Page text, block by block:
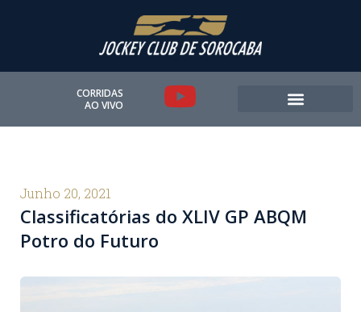
CORRIDAS
AO VIVO
Y
o
u
Junho 20, 2021
Classificatórias do XLIV GP ABQM
Potro do Futuro